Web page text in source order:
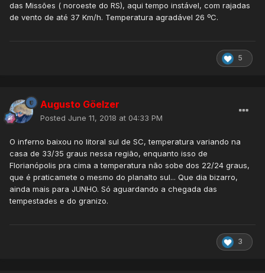
das Missões ( noroeste do RS), aqui tempo instável, com rajadas
de vento de até 37 Km/h. Temperatura agradável 26 ºC.
5
Augusto Göelzer
Posted June 11, 2018 at 04:33 PM
O inferno baixou no litoral sul de SC, temperatura variando na
casa de 33/35 graus nessa região, enquanto isso de
Florianópolis pra cima a temperatura não sobe dos 22/24 graus,
que é praticamete o mesmo do planalto sul... Que dia bizarro,
ainda mais para JUNHO. Só aguardando a chegada das
tempestades e do granizo.
3